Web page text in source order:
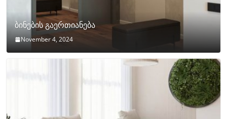
ბინების გაერთიანება
November 4, 2024